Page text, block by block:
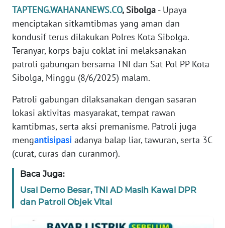
TAPTENG.WAHANANEWS.CO, Sibolga - Upaya
menciptakan sitkamtibmas yang aman dan
kondusif terus dilakukan Polres Kota Sibolga.
Teranyar, korps baju coklat ini melaksanakan
patroli gabungan bersama TNI dan Sat Pol PP Kota
Sibolga, Minggu (8/6/2025) malam.
Patroli gabungan dilaksanakan dengan sasaran
lokasi aktivitas masyarakat, tempat rawan
kamtibmas, serta aksi premanisme. Patroli juga
mengantisipasi adanya balap liar, tawuran, serta 3C
(curat, curas dan curanmor).
Baca Juga:
Usai Demo Besar, TNI AD Masih Kawal DPR
dan Patroli Objek Vital
SIBER
REDAKSI
DISCLAIMER
Wahana
News
Regional
WN
WN
JAKARTA